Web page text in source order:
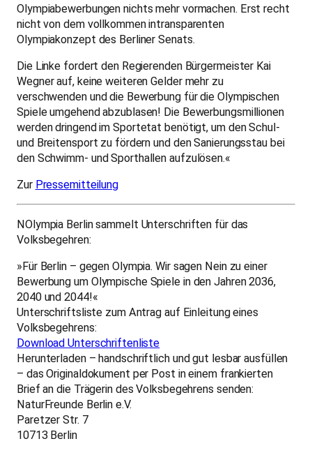
Olympiabewerbungen nichts mehr vormachen. Erst recht
nicht von dem vollkommen intransparenten
Olympiakonzept des Berliner Senats.
Die Linke fordert den Regierenden Bürgermeister Kai
Wegner auf, keine weiteren Gelder mehr zu
verschwenden und die Bewerbung für die Olympischen
Spiele umgehend abzublasen! Die Bewerbungsmillionen
werden dringend im Sportetat benötigt, um den Schul-
und Breitensport zu fördern und den Sanierungsstau bei
den Schwimm- und Sporthallen aufzulösen.«
Zur Pressemitteilung
NOlympia Berlin sammelt Unterschriften für das
Volksbegehren:
»Für Berlin – gegen Olympia. Wir sagen Nein zu einer
Bewerbung um Olympische Spiele in den Jahren 2036,
2040 und 2044!«
Unterschriftsliste zum Antrag auf Einleitung eines
Volksbegehrens:
Download Unterschriftenliste
Herunterladen – handschriftlich und gut lesbar ausfüllen
– das Originaldokument per Post in einem frankierten
Brief an die Trägerin des Volksbegehrens senden:
NaturFreunde Berlin e.V.
Paretzer Str. 7
10713 Berlin